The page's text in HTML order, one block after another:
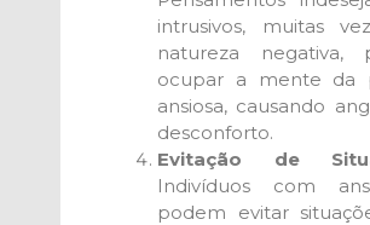
intrusivos, muitas
natureza negativa,
ocupar a mente da
ansiosa, causando
desconforto.
Evitação de
Indivíduos com
podem evitar